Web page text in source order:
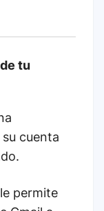
tu
cuenta
permite